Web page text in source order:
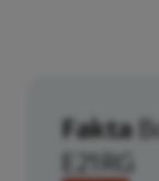
Fakta
E21RG